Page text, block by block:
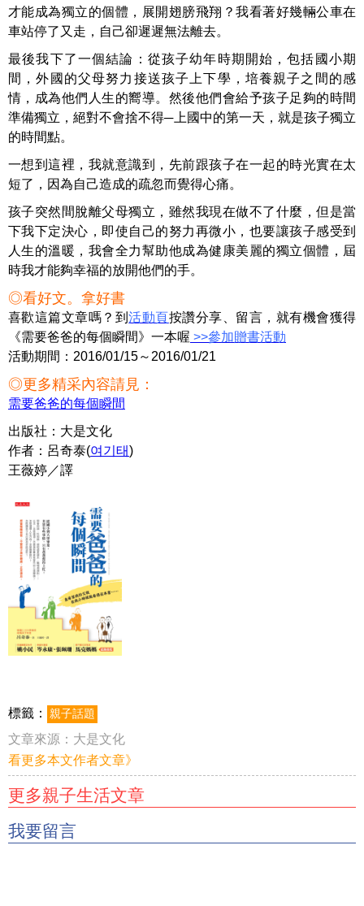
才能成為獨立的個體，展開翅膀飛翔？我看著好幾輛公車在
車站停了又走，自己卻遲遲無法離去。
最後我下了一個結論：從孩子幼年時期開始，包括國小期
間，外國的父母努力接送孩子上下學，培養親子之間的感
情，成為他們人生的嚮導。然後他們會給予孩子足夠的時間
準備獨立，絕對不會捨不得─上國中的第一天，就是孩子獨立
的時間點。
一想到這裡，我就意識到，先前跟孩子在一起的時光實在太
短了，因為自己造成的疏忽而覺得心痛。
孩子突然間脫離父母獨立，雖然我現在做不了什麼，但是當
下我下定決心，即使自己的努力再微小，也要讓孩子感受到
人生的溫暖，我會全力幫助他成為健康美麗的獨立個體，屆
時我才能夠幸福的放開他們的手。
◎看好文。拿好書
喜歡這篇文章嗎？到活動頁按讚分享、留言，就有機會獲得
《需要爸爸的每個瞬間》一本喔 >>參加贈書活動
活動期間：2016/01/15～2016/01/21
◎更多精采內容請見：
需要爸爸的每個瞬間
出版社：大是文化
作者：呂奇泰(여기태)
王薇婷／譯
標籤： 親子話題
文章來源： 大是文化
看更多本文作者文章》
更多親子生活文章
我要留言